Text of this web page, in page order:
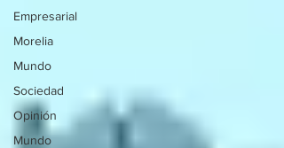
Empresarial
Morelia
Mundo
Sociedad
Opinión
Mundo